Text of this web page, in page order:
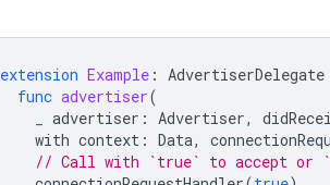
extension Example : AdvertiserDelegate
func advertiser(
advertiser : Advertiser,
with context : Data,
// Call with `true` to accept or